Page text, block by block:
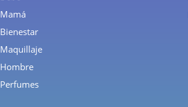
Mamá
Bienestar
Maquillaje
Hombre
Perfumes